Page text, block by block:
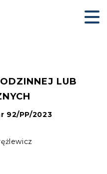
LUB
92/PP/2023